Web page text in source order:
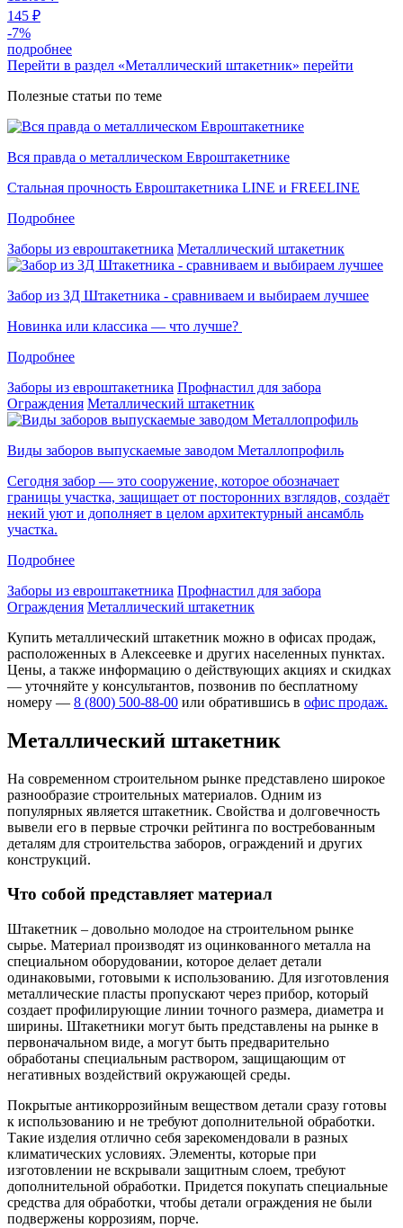
145 ₽
-7%
подробнее
Перейти в раздел «Металлический штакетник» перейти
Полезные статьи по теме
Вся правда о металлическом Евроштакетнике
Стальная прочность Евроштакетника LINE и FREELINE
Подробнее
Заборы из евроштакетника Металлический штакетник
Забор из 3Д Штакетника - сравниваем и выбираем лучшее
Новинка или классика — что лучше?
Подробнее
Заборы из евроштакетника Профнастил для забора
Ограждения Металлический штакетник
Виды заборов выпускаемые заводом Металлопрофиль
Сегодня забор — это сооружение, которое обозначает
границы участка, защищает от посторонних взглядов, создаёт
некий уют и дополняет в целом архитектурный ансамбль
участка.
Подробнее
Заборы из евроштакетника Профнастил для забора
Ограждения Металлический штакетник
Купить металлический штакетник можно в офисах продаж,
расположенных в Алексеевке и других населенных пунктах.
Цены, а также информацию о действующих акциях и скидках
— уточняйте у консультантов, позвонив по бесплатному
номеру — 8 (800) 500-88-00 или обратившись в офис продаж.
Металлический штакетник
На современном строительном рынке представлено широкое
разнообразие строительных материалов. Одним из
популярных является штакетник. Свойства и долговечность
вывели его в первые строчки рейтинга по востребованным
деталям для строительства заборов, ограждений и других
конструкций.
Что собой представляет материал
Штакетник – довольно молодое на строительном рынке
сырье. Материал производят из оцинкованного металла на
специальном оборудовании, которое делает детали
одинаковыми, готовыми к использованию. Для изготовления
металлические пласты пропускают через прибор, который
создает профилирующие линии точного размера, диаметра и
ширины. Штакетники могут быть представлены на рынке в
первоначальном виде, а могут быть предварительно
обработаны специальным раствором, защищающим от
негативных воздействий окружающей среды.
Покрытые антикоррозийным веществом детали сразу готовы
к использованию и не требуют дополнительной обработки.
Такие изделия отлично себя зарекомендовали в разных
климатических условиях. Элементы, которые при
изготовлении не вскрывали защитным слоем, требуют
дополнительной обработки. Придется покупать специальные
средства для обработки, чтобы детали ограждения не были
подвержены коррозиям, порче.